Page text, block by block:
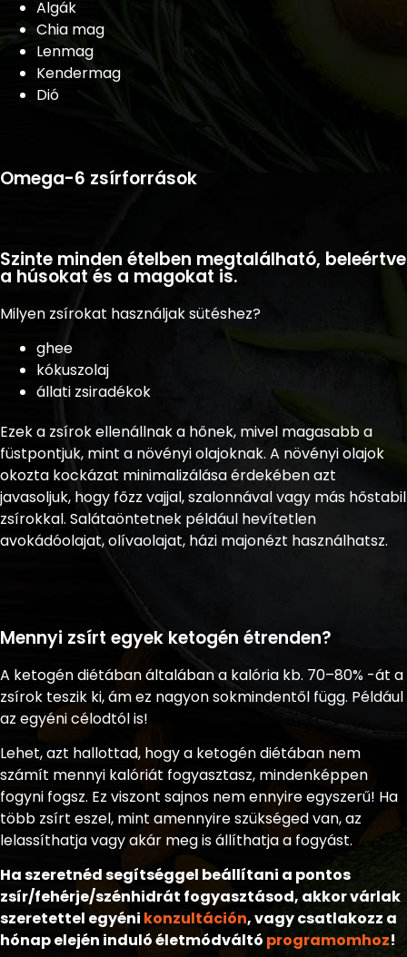
Algák
Chia mag
Lenmag
Kendermag
Dió
Omega-6 zsírforrások
Szinte minden ételben megtalálható, beleértve
a húsokat és a magokat is.
Milyen zsírokat használjak sütéshez?
ghee
kókuszolaj
állati zsiradékok
Ezek a zsírok ellenállnak a hőnek, mivel magasabb a
füstpontjuk, mint a növényi olajoknak. A növényi olajok
okozta kockázat minimalizálása érdekében azt
javasoljuk, hogy főzz vajjal, szalonnával vagy más hőstabil
zsírokkal. Salátaöntetnek például hevítetlen
avokádóolajat, olívaolajat, házi majonézt használhatsz.
Mennyi zsírt egyek ketogén étrenden?
A ketogén diétában általában a kalória kb. 70–80% -át a
zsírok teszik ki, ám ez nagyon sokmindentől függ. Például
az egyéni célodtól is!
Lehet, azt hallottad, hogy a ketogén diétában nem
számít mennyi kalóriát fogyasztasz, mindenképpen
fogyni fogsz. Ez viszont sajnos nem ennyire egyszerű! Ha
több zsírt eszel, mint amennyire szükséged van, az
lelassíthatja vagy akár meg is állíthatja a fogyást.
Ha szeretnéd segítséggel beállítani a pontos
zsír/fehérje/szénhidrát fogyasztásod, akkor várlak
szeretettel egyéni konzultáción, vagy csatlakozz a
hónap elején induló életmódváltó programomhoz!